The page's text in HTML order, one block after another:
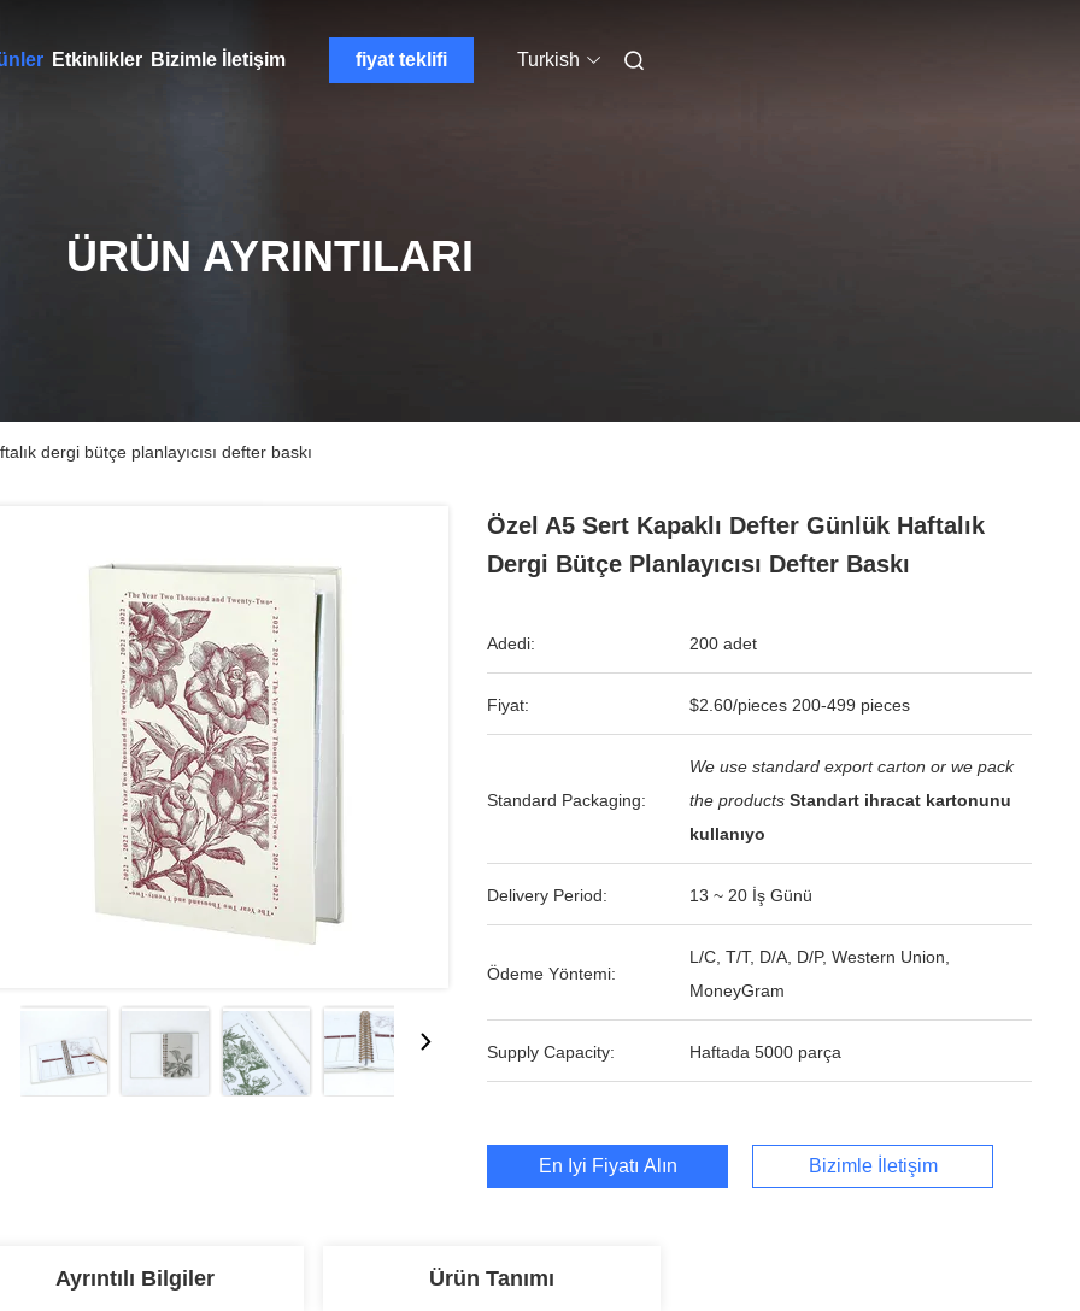
Etkinlikler Bizimle İletişim fiyat teklifi Turkish
ÜRÜN AYRINTILARI
dergi bütçe planlayıcısı defter baskı
Özel A5 Sert Kapaklı Defter Günlük Haftalık
Dergi Bütçe Planlayıcısı Defter Baskı
Adedi: 200 adet
Fiyat: $2.60/pieces 200-499 pieces
Standard Packaging:
We use standard export carton or we pack
the products Standart ihracat kartonunu
kullanıyo
Delivery Period: 13 ~ 20 İş Günü
Ödeme Yöntemi:
L/C, T/T, D/A, D/P, Western Union,
MoneyGram
Supply Capacity: Haftada 5000 parça
En İyi Fiyatı Alın Bizimle İletişim
Ayrıntılı Bilgiler Ürün Tanımı